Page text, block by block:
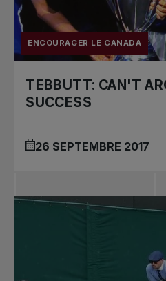
ENCOURAGER LE CANADA
TEBBUTT: CAN'T
SUCCESS
26 SEPTEMBRE 2017